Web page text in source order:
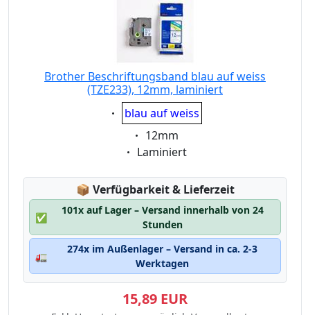
Brother Beschriftungsband blau auf weiss
(TZE233), 12mm, laminiert
Eigenschaft:
blau auf weiss
Eigenschaft:
12mm
Eigenschaft:
Laminiert
📦 Lagerstatus:
Verfügbarkeit & Lieferzeit
✅
101x auf Lager – Versand innerhalb von 24
Stunden
🚛
274x im Außenlager – Versand in ca. 2-3
Werktagen
15,89 EUR